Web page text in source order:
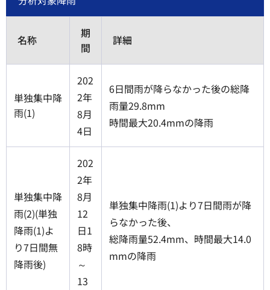
名称
期
間
詳細
単独集中降
雨(1)
202
2年
8月
4日
6日間雨が降らなかった後の総降
雨量29.8mm
時間最大20.4mmの降雨
単独集中降
雨(2)(単独
降雨(1)よ
り7日間無
降雨後)
202
2年
8月
12
日1
8時
～
13
単独集中降雨(1)より7日間雨が降
らなかった後、
総降雨量52.4mm、時間最大14.0
mmの降雨